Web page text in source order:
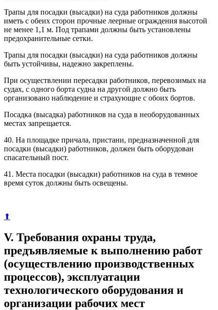
Трапы для посадки (высадки) на суда работников должны
иметь с обеих сторон прочные леерные ограждения высотой
не менее 1,1 м. Под трапами должны быть установлены
предохранительные сетки.
Трапы для посадки (высадки) на суда работников должны
быть устойчивы, надежно закреплены.
При осуществлении пересадки работников, перевозимых на
судах, с одного борта судна на другой должно быть
организовано наблюдение и страхующие с обоих бортов.
Посадка (высадка) работников на суда в необорудованных
местах запрещается.
40. На площадке причала, пристани, предназначенной для
посадки (высадки) работников, должен быть оборудован
спасательный пост.
41. Места посадки (высадки) работников на суда в темное
время суток должны быть освещены.
⬆
V. Требования охраны труда,
предъявляемые к выполнению работ
(осуществлению производственных
процессов), эксплуатации
технологического оборудования и
организации рабочих мест